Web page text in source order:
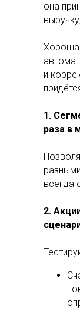
она
и
1.
раза в
всегда
2.